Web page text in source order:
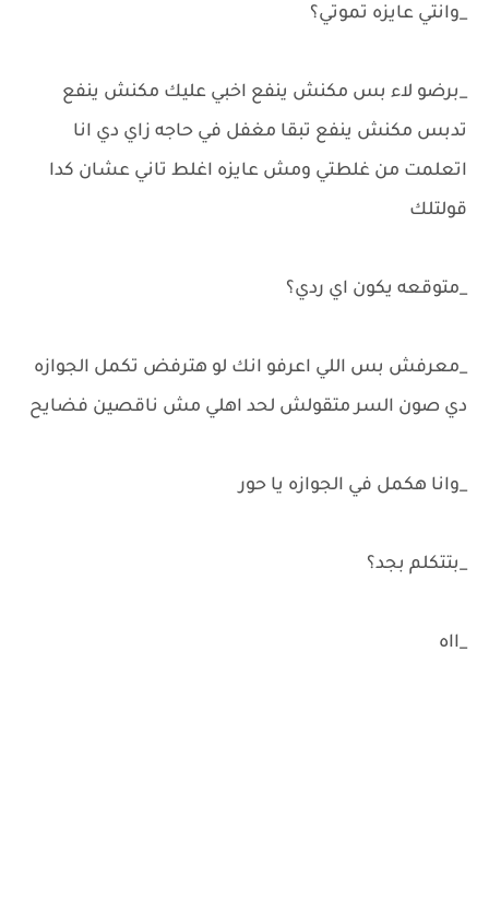
_وانتي عايزه تموتي؟
_برضو لاء بس مكنش ينفع اخبي عليك مكنش ينفع
تدبس مكنش ينفع تبقا مغفل في حاجه زاي دي انا
اتعلمت من غلطتي ومش عايزه اغلط تاني عشان كدا
قولتلك
_متوقعه يكون اي ردي؟
_معرفش بس اللي اعرفو انك لو هترفض تكمل الجوازه
دي صون السر متقولش لحد اهلي مش ناقصين فضايح
_وانا هكمل في الجوازه يا حور
_بتتكلم بجد؟
_ااه